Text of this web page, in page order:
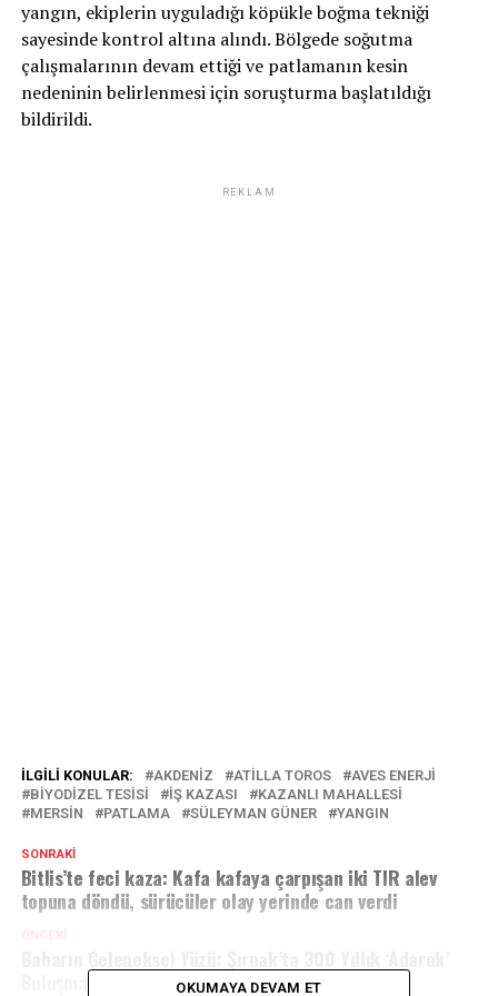
yangın, ekiplerin uyguladığı köpükle boğma tekniği
sayesinde kontrol altına alındı. Bölgede soğutma
çalışmalarının devam ettiği ve patlamanın kesin
nedeninin belirlenmesi için soruşturma başlatıldığı
bildirildi.
REKLAM
İLGILI KONULAR: AKDENIZ ATILLA TOROS
AVES ENERJI
BIYODIZEL TESISI
İŞ KAZASI
KAZANLI MAHALLESI
MERSIN
PATLAMA SÜLEYMAN GÜNER YANGIN
SONRAKI
Bitlis’te feci kaza: Kafa kafaya çarpışan iki TIR alev
topuna döndü, sürücüler olay yerinde can verdi
ÖNCEKI
Buluşması Bu Yıl Mayısta Gerçekleşti
OKUMAYA DEVAM ET